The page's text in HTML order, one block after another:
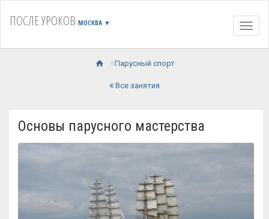
ПОСЛЕ УРОКОВ МОСКВА ▼
Парусный спорт
Все занятия
Основы парусного мастерства